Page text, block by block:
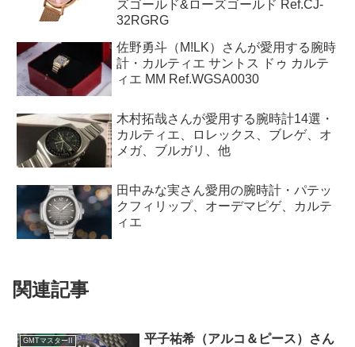
ズゴールド&ローズゴールド Ref.CJ-
32RGRG
佐野勇斗（M!LK）さんが愛用する腕時
計・カルティエ サントス ドゥ カルテ
ィエ MM Ref.WGSA0030
木村拓哉さんが愛用する腕時計14選・
カルティエ、ロレックス、ブレゲ、オ
メガ、ブルガリ、他
田中みな実さん愛用の腕時計・パテッ
クフィリップ、オーデマピゲ、カルテ
ィエ
関連記事
GMTマスターII
平子祐希（アルコ＆ピース）さん